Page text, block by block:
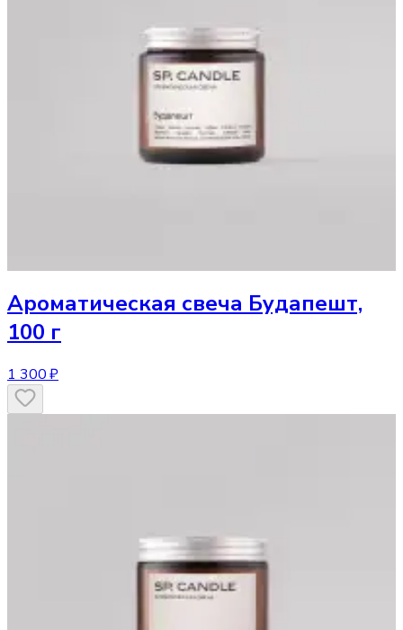
Ароматическая свеча Будапешт,
100 г
1 300 ₽